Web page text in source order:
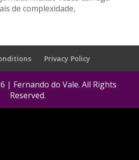
de complexidade,
Privacy Policy
| Fernando do Vale. All Rights
Reserved.